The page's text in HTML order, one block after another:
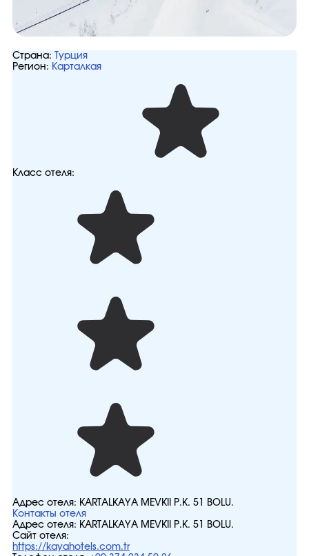
Страна:
Турция
Регион: Карталкая
Класс отеля:
Адрес отеля: KARTALKAYA MEVKİİ P.K. 51 BOLU.
Контакты отеля
Адрес отеля: KARTALKAYA MEVKİİ P.K. 51 BOLU.
Сайт отеля:
https://kayahotels.com.tr